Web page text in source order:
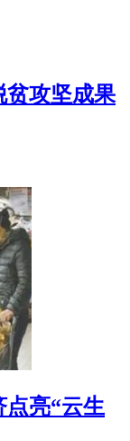
贫攻坚成果
点亮“云生